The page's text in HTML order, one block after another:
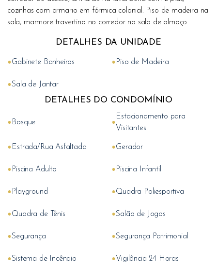
cozinhas com armario em fórmica colonial. Piso de madeira na
sala, marmore travertino no corredor na sala de almoço
DETALHES DA UNIDADE
•Gabinete Banheiros • Piso de Madeira
•Sala de Jantar
DETALHES DO CONDOMÍNIO
• Bosque • Estacionamento para
Visitantes
• Estrada/Rua Asfaltada •Gerador
• Piscina Adulto • Piscina Infantil
• Playground •Quadra Poliesportiva
•Quadra de Tênis •Salão de Jogos
•Segurança •Segurança Patrimonial
•Sistema de Incêndio •Vigilância 24 Horas